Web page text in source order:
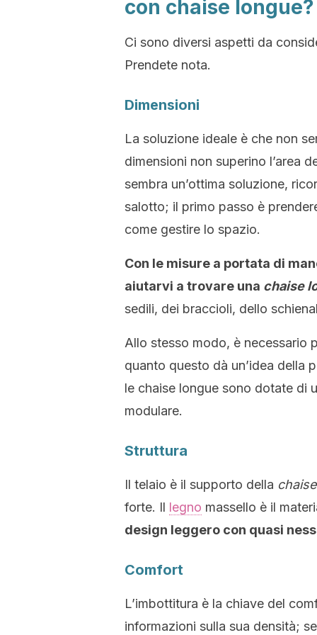
con chaise longue?
Ci sono diversi aspetti da
Prendete nota.
Dimensioni
La soluzione ideale è che non
dimensioni non superino l’area
sembra un’ottima soluzione,
salotto; il primo passo è
come gestire lo spazio.
Con le misure a portata di
aiutarvi a trovare una chaise
sedili, dei braccioli, dello
Allo stesso modo, è necessario
quanto questo dà un’idea della
le chaise longue sono dotate di
modulare.
Struttura
Il telaio è il supporto della
forte. Il legno massello è il
design leggero con quasi
Comfort
L’imbottitura è la chiave del
informazioni sulla sua densità;